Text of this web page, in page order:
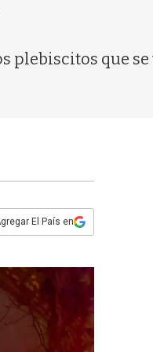
plebiscitos que
El País en